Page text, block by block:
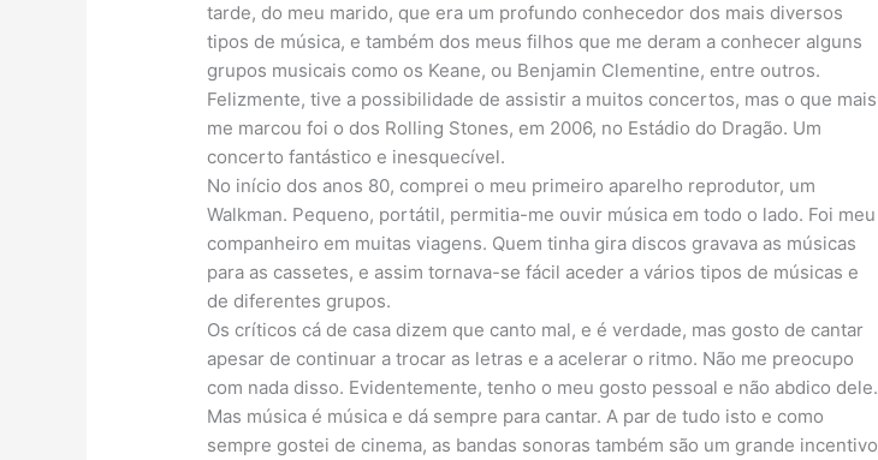
tarde, do meu marido, que era um profundo conhecedor dos mais diversos
tipos de música, e também dos meus filhos que me deram a conhecer alguns
grupos musicais como os Keane, ou Benjamin Clementine, entre outros.
Felizmente, tive a possibilidade de assistir a muitos concertos, mas o que mais
me marcou foi o dos Rolling Stones, em 2006, no Estádio do Dragão. Um
concerto fantástico e inesquecível.
No início dos anos 80, comprei o meu primeiro aparelho reprodutor, um
Walkman. Pequeno, portátil, permitia-me ouvir música em todo o lado. Foi meu
companheiro em muitas viagens. Quem tinha gira discos gravava as músicas
para as cassetes, e assim tornava-se fácil aceder a vários tipos de músicas e
de diferentes grupos.
Os críticos cá de casa dizem que canto mal, e é verdade, mas gosto de cantar
apesar de continuar a trocar as letras e a acelerar o ritmo. Não me preocupo
com nada disso. Evidentemente, tenho o meu gosto pessoal e não abdico dele.
Mas música é música e dá sempre para cantar. A par de tudo isto e como
sempre gostei de cinema, as bandas sonoras também são um grande incentivo